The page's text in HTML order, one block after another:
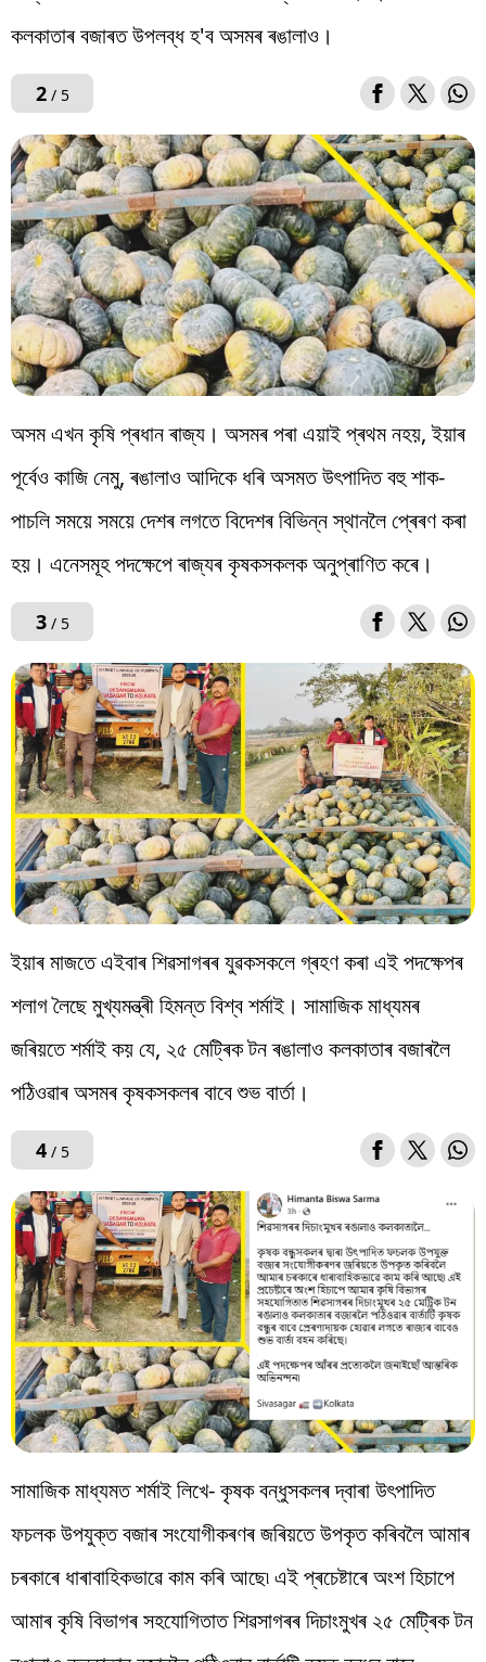
কলকাতাৰ বজাৰত উপলব্ধ হ'ব অসমৰ ৰঙালাও।
2/ 5
অসম এখন কৃষি প্ৰধান ৰাজ্য। অসমৰ পৰা এয়াই প্ৰথম নহয়, ইয়াৰ
পূৰ্বেও কাজি নেমু, ৰঙালাও আদিকে ধৰি অসমত উৎপাদিত বহু শাক-
পাচলি সময়ে সময়ে দেশৰ লগতে বিদেশৰ বিভিন্ন স্থানলৈ প্ৰেৰণ কৰা
হয়। এনেসমূহ পদক্ষেপে ৰাজ্যৰ কৃষকসকলক অনুপ্ৰাণিত কৰে।
3/ 5
ইয়াৰ মাজতে এইবাৰ শিৱসাগৰৰ যুৱকসকলে গ্ৰহণ কৰা এই পদক্ষেপৰ
শলাগ লৈছে মুখ্যমন্ত্ৰী হিমন্ত বিশ্ব শৰ্মাই। সামাজিক মাধ্যমৰ
জৰিয়তে শৰ্মাই কয় যে, ২৫ মেট্ৰিক টন ৰঙালাও কলকাতাৰ বজাৰলৈ
পঠিওৱাৰ অসমৰ কৃষকসকলৰ বাবে শুভ বাৰ্তা।
4/ 5
সামাজিক মাধ্যমত শৰ্মাই লিখে- কৃষক বন্ধুসকলৰ দ্বাৰা উৎপাদিত
ফচলক উপযুক্ত বজাৰ সংযোগীকৰণৰ জৰিয়তে উপকৃত কৰিবলৈ আমাৰ
চৰকাৰে ধাৰাবাহিকভাৱে কাম কৰি আছে৷ এই প্ৰচেষ্টাৰে অংশ হিচাপে
আমাৰ কৃষি বিভাগৰ সহযোগিতাত শিৱসাগৰৰ দিচাংমুখৰ ২৫ মেট্ৰিক টন